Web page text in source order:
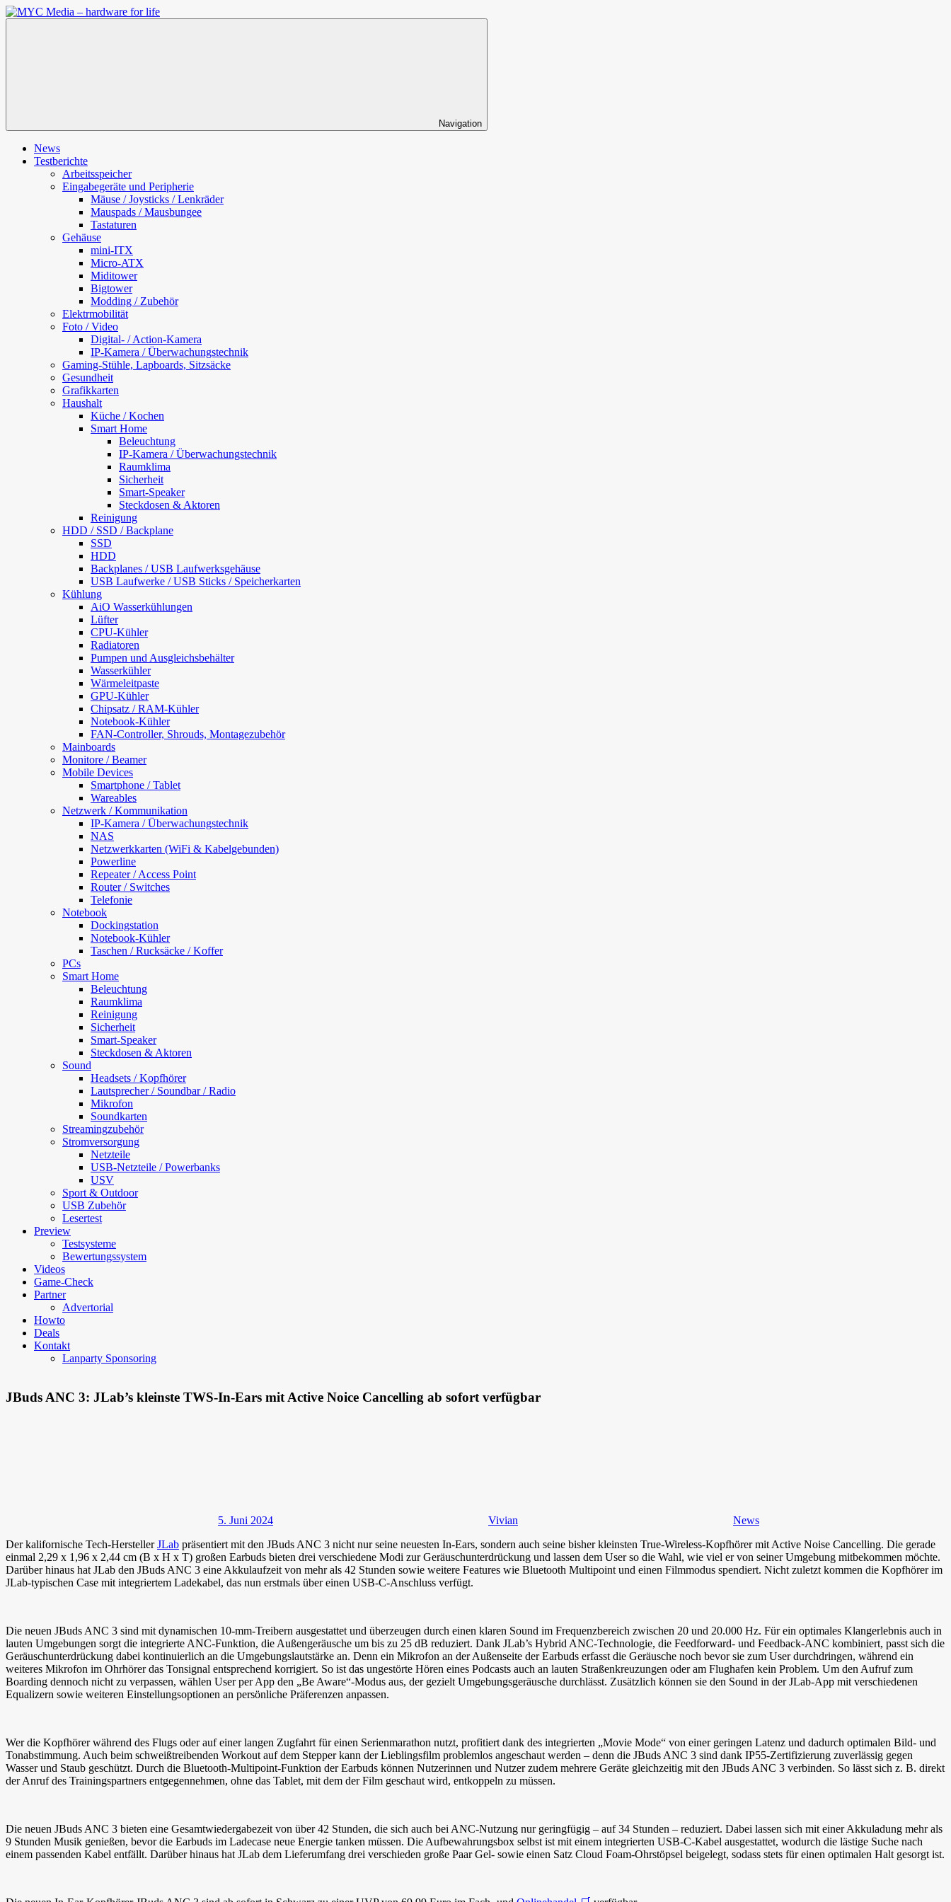
Zum
Inhalt
Navigation
News
Testberichte
Arbeitsspeicher
Eingabegeräte und Peripherie
Mäuse / Joysticks / Lenkräder
Mauspads / Mausbungee
Tastaturen
Gehäuse
mini-ITX
Micro-ATX
Miditower
Bigtower
Modding / Zubehör
Elektrmobilität
Foto / Video
Digital- / Action-Kamera
IP-Kamera / Überwachungstechnik
Gaming-Stühle, Lapboards, Sitzsäcke
Gesundheit
Grafikkarten
Haushalt
Küche / Kochen
Smart Home
Beleuchtung
IP-Kamera / Überwachungstechnik
Raumklima
Sicherheit
Smart-Speaker
Steckdosen & Aktoren
Reinigung
HDD / SSD / Backplane
SSD
HDD
Backplanes / USB Laufwerksgehäuse
USB Laufwerke / USB Sticks / Speicherkarten
Kühlung
AiO Wasserkühlungen
Lüfter
CPU-Kühler
Radiatoren
Pumpen und Ausgleichsbehälter
Wasserkühler
Wärmeleitpaste
GPU-Kühler
Chipsatz / RAM-Kühler
Notebook-Kühler
FAN-Controller, Shrouds, Montagezubehör
Mainboards
Monitore / Beamer
Mobile Devices
Smartphone / Tablet
Wareables
Netzwerk / Kommunikation
IP-Kamera / Überwachungstechnik
NAS
Netzwerkkarten (WiFi & Kabelgebunden)
Powerline
Repeater / Access Point
Router / Switches
Telefonie
Notebook
Dockingstation
Notebook-Kühler
Taschen / Rucksäcke / Koffer
PCs
Smart Home
Beleuchtung
Raumklima
Reinigung
Sicherheit
Smart-Speaker
Steckdosen & Aktoren
Sound
Headsets / Kopfhörer
Lautsprecher / Soundbar / Radio
Mikrofon
Soundkarten
Streamingzubehör
Stromversorgung
Netzteile
USB-Netzteile / Powerbanks
USV
Sport & Outdoor
USB Zubehör
Lesertest
Preview
Testsysteme
Bewertungssystem
Videos
Game-Check
Partner
Advertorial
Howto
Deals
Kontakt
Lanparty Sponsoring
JBuds ANC 3: JLab’s kleinste TWS-In-Ears mit Active Noice Cancelling ab sofort verfügbar
5. Juni 2024 Vivian
News
Der kalifornische Tech-HerstellerJLab präsentiert mit den JBuds ANC 3 nicht nur seine neuesten In-Ears, sondern auch seine bisher kleinsten True-Wireless-Kopfhörer mit Active Noise Cancelling. Die gerade
einmal 2,29 x 1,96 x 2,44 cm (B x H x T) großen Earbuds bieten drei verschiedene Modi zur Geräuschunterdrückung und lassen dem User so die Wahl, wie viel er von seiner Umgebung mitbekommen möchte.
Darüber hinaus hat JLab den JBuds ANC 3 eine Akkulaufzeit von mehr als 42 Stunden sowie weitere Features wie Bluetooth Multipoint und einen Filmmodus spendiert. Nicht zuletzt kommen die Kopfhörer im
JLab-typischen Case mit integriertem Ladekabel, das nun erstmals über einen USB-C-Anschluss verfügt.
Die neuen JBuds ANC 3 sind mit dynamischen 10-mm-Treibern ausgestattet und überzeugen durch einen klaren Sound im Frequenzbereich zwischen 20 und 20.000 Hz. Für ein optimales Klangerlebnis auch in
lauten Umgebungen sorgt die integrierte ANC-Funktion, die Außengeräusche um bis zu 25 dB reduziert. Dank JLab’s Hybrid ANC-Technologie, die Feedforward- und Feedback-ANC kombiniert, passt sich die
Geräuschunterdrückung dabei kontinuierlich an die Umgebungslautstärke an. Denn ein Mikrofon an der Außenseite der Earbuds erfasst die Geräusche noch bevor sie zum User durchdringen, während ein
weiteres Mikrofon im Ohrhörer das Tonsignal entsprechend korrigiert. So ist das ungestörte Hören eines Podcasts auch an lauten Straßenkreuzungen oder am Flughafen kein Problem. Um den Aufruf zum
Boarding dennoch nicht zu verpassen, wählen User per App den „Be Aware“-Modus aus, der gezielt Umgebungsgeräusche durchlässt. Zusätzlich können sie den Sound in der JLab-App mit verschiedenen
Equalizern sowie weiteren Einstellungsoptionen an persönliche Präferenzen anpassen.
Wer die Kopfhörer während des Flugs oder auf einer langen Zugfahrt für einen Serienmarathon nutzt, profitiert dank des integrierten „Movie Mode“ von einer geringen Latenz und dadurch optimalen Bild- und
Tonabstimmung. Auch beim schweißtreibenden Workout auf dem Stepper kann der Lieblingsfilm problemlos angeschaut werden – denn die JBuds ANC 3 sind dank IP55-Zertifizierung zuverlässig gegen
Wasser und Staub geschützt. Durch die Bluetooth-Multipoint-Funktion der Earbuds können Nutzerinnen und Nutzer zudem mehrere Geräte gleichzeitig mit den JBuds ANC 3 verbinden. So lässt sich z. B. direkt
der Anruf des Trainingspartners entgegennehmen, ohne das Tablet, mit dem der Film geschaut wird, entkoppeln zu müssen.
Die neuen JBuds ANC 3 bieten eine Gesamtwiedergabezeit von über 42 Stunden, die sich auch bei ANC-Nutzung nur geringfügig – auf 34 Stunden – reduziert. Dabei lassen sich mit einer Akkuladung mehr als
9 Stunden Musik genießen, bevor die Earbuds im Ladecase neue Energie tanken müssen. Die Aufbewahrungsbox selbst ist mit einem integrierten USB-C-Kabel ausgestattet, wodurch die lästige Suche nach
einem passenden Kabel entfällt. Darüber hinaus hat JLab dem Lieferumfang drei verschieden große Paar Gel- sowie einen Satz Cloud Foam-Ohrstöpsel beigelegt, sodass stets für einen optimalen Halt gesorgt ist.